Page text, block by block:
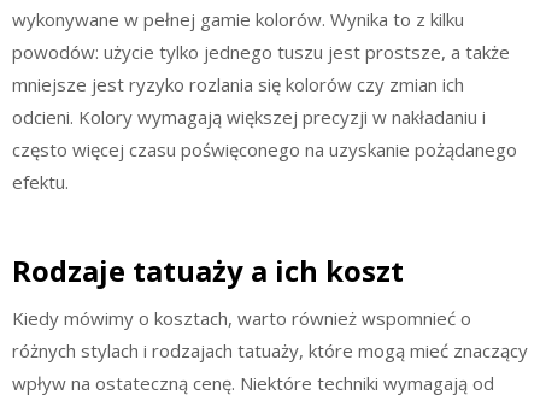
wykonywane w pełnej gamie kolorów. Wynika to z kilku
powodów: użycie tylko jednego tuszu jest prostsze, a także
mniejsze jest ryzyko rozlania się kolorów czy zmian ich
odcieni. Kolory wymagają większej precyzji w nakładaniu i
często więcej czasu poświęconego na uzyskanie pożądanego
efektu.
Rodzaje tatuaży a ich koszt
Kiedy mówimy o kosztach, warto również wspomnieć o
różnych stylach i rodzajach tatuaży, które mogą mieć znaczący
wpływ na ostateczną cenę. Niektóre techniki wymagają od